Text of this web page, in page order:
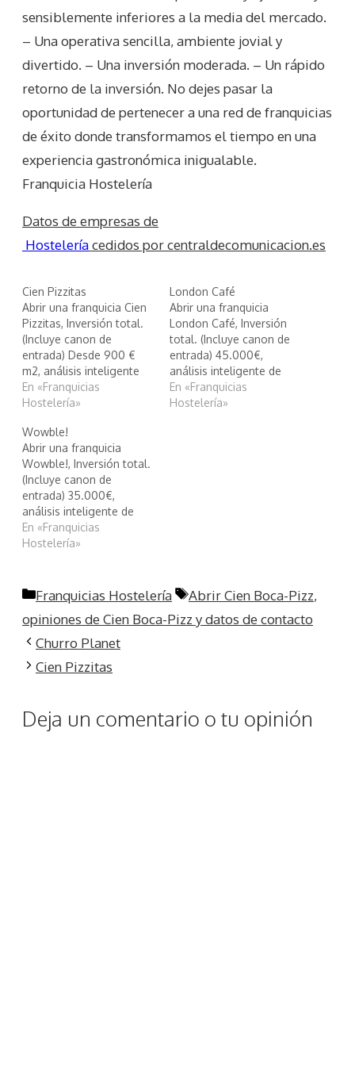
sensiblemente inferiores a la media del mercado.
– Una operativa sencilla, ambiente jovial y
divertido. – Una inversión moderada. – Un rápido
retorno de la inversión. No dejes pasar la
oportunidad de pertenecer a una red de franquicias
de éxito donde transformamos el tiempo en una
experiencia gastronómica inigualable.
Franquicia Hostelería
Datos de empresas de
Hosteleríacedidos por centraldecomunicacion.es
Cien Pizzitas
Abrir una franquicia Cien
Pizzitas, Inversión total.
(Incluye canon de
entrada) Desde 900 €
m2, análisis inteligente
de Cien Pizzitas
En «Franquicias
Hostelería»
London Café
Abrir una franquicia
London Café, Inversión
total. (Incluye canon de
entrada) 45.000€,
análisis inteligente de
London Café
En «Franquicias
Hostelería»
Wowble!
Abrir una franquicia
Wowble!, Inversión total.
(Incluye canon de
entrada) 35.000€,
análisis inteligente de
Wowble!
En «Franquicias
Hostelería»
Categorías
Franquicias Hostelería Etiquetas
Abrir Cien Boca-Pizz,
opiniones de Cien Boca-Pizz y datos de contacto
Churro Planet
Cien Pizzitas
Deja un comentario o tu opinión